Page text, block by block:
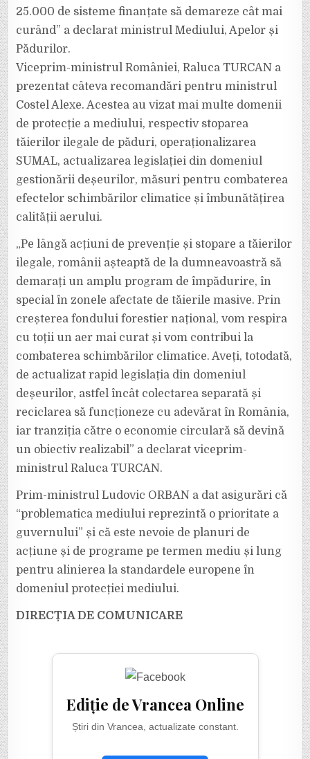
25.000 de sisteme finanțate să demareze cât mai
curând” a declarat ministrul Mediului, Apelor și
Pădurilor.
Viceprim-ministrul României, Raluca TURCAN a
prezentat câteva recomandări pentru ministrul
Costel Alexe. Acestea au vizat mai multe domenii
de protecție a mediului, respectiv stoparea
tăierilor ilegale de păduri, operaționalizarea
SUMAL, actualizarea legislației din domeniul
gestionării deșeurilor, măsuri pentru combaterea
efectelor schimbărilor climatice și îmbunătățirea
calității aerului.
„Pe lângă acțiuni de prevenție și stopare a tăierilor
ilegale, românii așteaptă de la dumneavoastră să
demarați un amplu program de împădurire, în
special în zonele afectate de tăierile masive. Prin
creșterea fondului forestier național, vom respira
cu toții un aer mai curat și vom contribui la
combaterea schimbărilor climatice. Aveți, totodată,
de actualizat rapid legislația din domeniul
deșeurilor, astfel încât colectarea separată și
reciclarea să funcționeze cu adevărat în România,
iar tranziția către o economie circulară să devină
un obiectiv realizabil” a declarat viceprim-
ministrul Raluca TURCAN.
Prim-ministrul Ludovic ORBAN a dat asigurări că
“problematica mediului reprezintă o prioritate a
guvernului” și că este nevoie de planuri de
acțiune și de programe pe termen mediu și lung
pentru alinierea la standardele europene în
domeniul protecției mediului.
DIRECȚIA DE COMUNICARE
Ediție de Vrancea Online
Știri din Vrancea, actualizate constant.